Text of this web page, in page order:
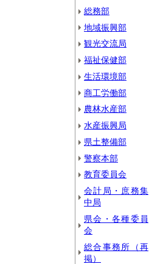
総務部
地域振興部
観光交流局
福祉保健部
生活環境部
商工労働部
農林水産部
水産振興局
県土整備部
警察本部
教育委員会
会計局・庶務集
中局
県会・各種委員
会
総合事務所（再
掲）